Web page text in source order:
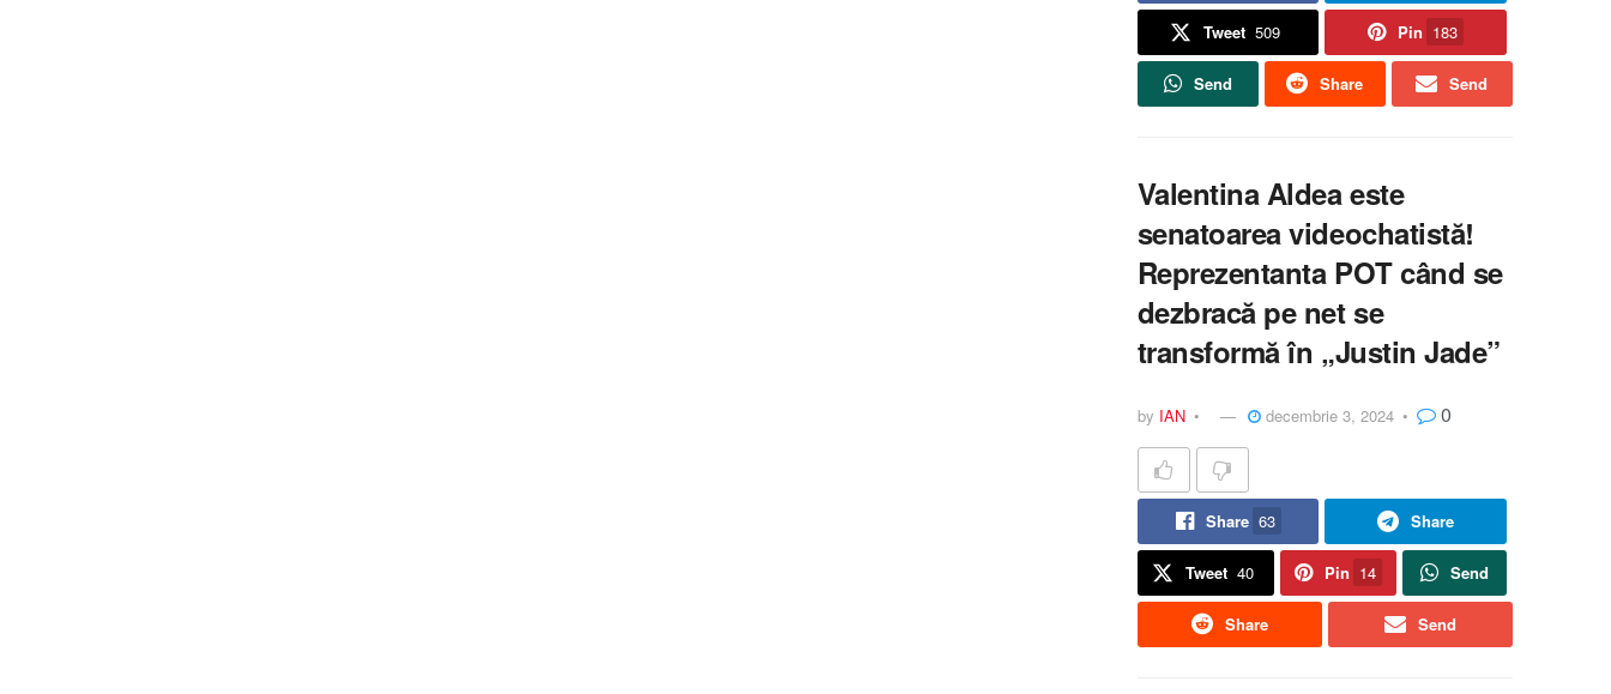
Tweet 509 Pin 183
Send Share Send
Valentina Aldea este
senatoarea videochatistă!
Reprezentanta POT când se
dezbracă pe net se
transformă în „Justin Jade”
by IAN decembrie 3, 2024 0
Share 63 Share
Tweet 40 Pin 14 Send
Share Send